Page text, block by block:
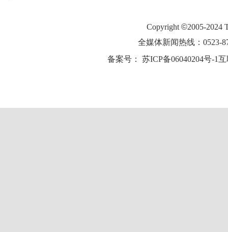
Copyright ©2005-2024
全媒体新闻热线：0523-
备案号： 苏ICP备06040204号-1互